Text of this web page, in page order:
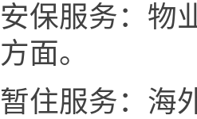
安保服务：物
方面。
暂住服务：海